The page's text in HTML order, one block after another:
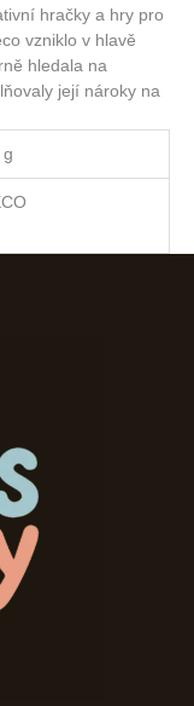
hračky a hry pro
vzniklo v hlavě
hledala na
její nároky na
g